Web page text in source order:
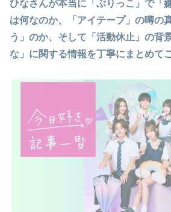
ひなさんが本当に「ぶりっこ」で「
は何なのか、「アイテープ」の噂の
う」のか、そして「活動休止」の背
な」に関する情報を丁寧にまとめて